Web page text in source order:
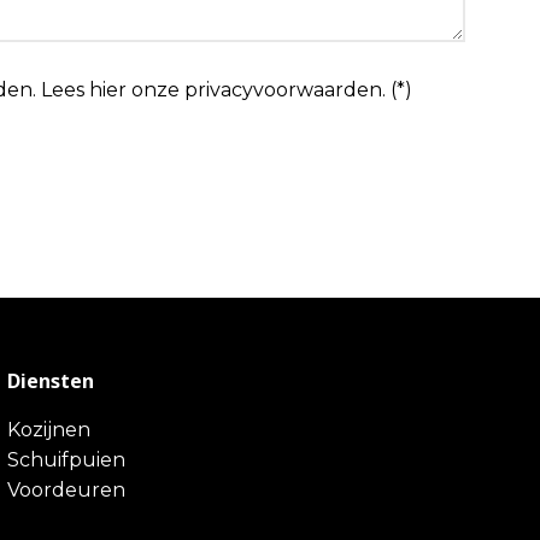
Lees hier onze privacyvoorwaarden. (*)
Diensten
Kozijnen
Schuifpuien
Voordeuren